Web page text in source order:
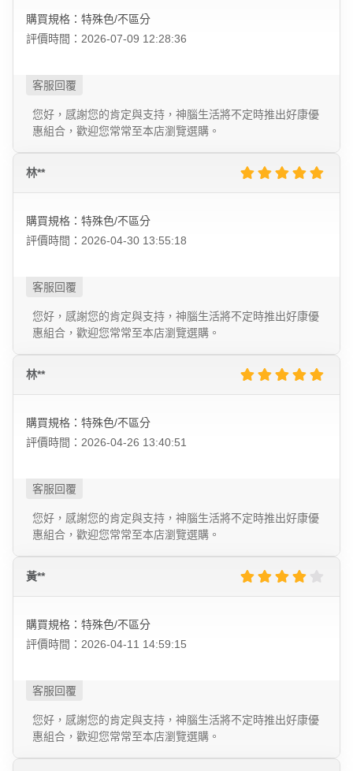
購買規格：特殊色/不區分
評價時間：2026-07-09 12:28:36
您好，感謝您的肯定與支持，神腦生活將不定時推出好康優
惠組合，歡迎您常常至本店瀏覽選購。
林**
購買規格：特殊色/不區分
評價時間：2026-04-30 13:55:18
您好，感謝您的肯定與支持，神腦生活將不定時推出好康優
惠組合，歡迎您常常至本店瀏覽選購。
林**
購買規格：特殊色/不區分
評價時間：2026-04-26 13:40:51
您好，感謝您的肯定與支持，神腦生活將不定時推出好康優
惠組合，歡迎您常常至本店瀏覽選購。
黃**
購買規格：特殊色/不區分
評價時間：2026-04-11 14:59:15
您好，感謝您的肯定與支持，神腦生活將不定時推出好康優
惠組合，歡迎您常常至本店瀏覽選購。